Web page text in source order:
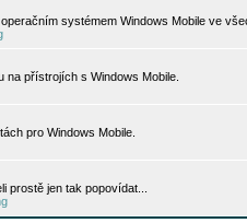
systémem Windows Mobile ve
na přístrojích s Windows Mobile.
pro Windows Mobile.
prostě jen tak popovídat...